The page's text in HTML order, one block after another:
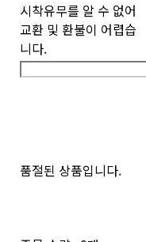
시착유무를 알 수 없어
교환 및 환불이 어렵습
니다.
품절된 상품입니다.